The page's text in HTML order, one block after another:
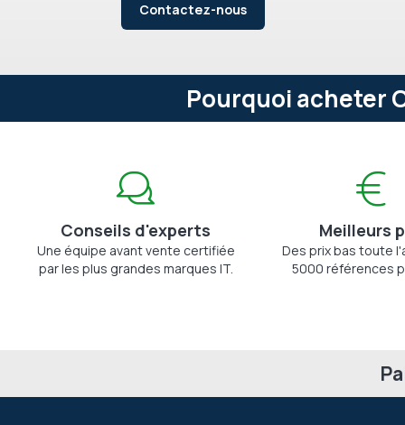
Contactez-nous
Pourquoi acheter
Conseils d'experts
Une équipe avant vente certifiée
par les plus grandes marques IT.
Meilleurs
Des prix bas toute
5000 références